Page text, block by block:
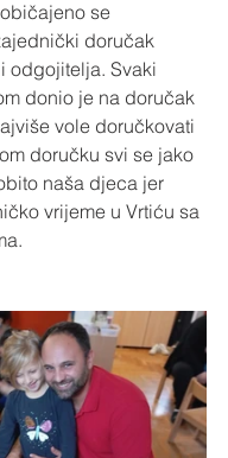
se
doručak
odgojitelja. Svaki
donio je na doručak
vole doručkovati
doručku svi se jako
naša djeca jer
vrijeme u Vrtiću sa